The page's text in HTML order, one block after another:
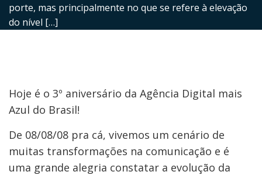
porte, mas principalmente no que se refere à elevação
do nível […]
Hoje é o 3º aniversário da Agência Digital mais
Azul do Brasil!
De 08/08/08 pra cá, vivemos um cenário de
muitas transformações na comunicação e é
uma grande alegria constatar a evolução da